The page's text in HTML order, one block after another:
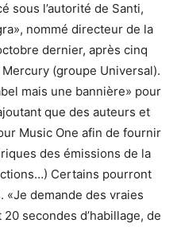
sous l’autorité de Santi,
nommé directeur de la
dernier, après cinq
(groupe Universal).
mais une bannière» pour
que des auteurs et
Music One afin de fournir
des émissions de la
Certains pourront
demande des vraies
secondes d’habillage, de